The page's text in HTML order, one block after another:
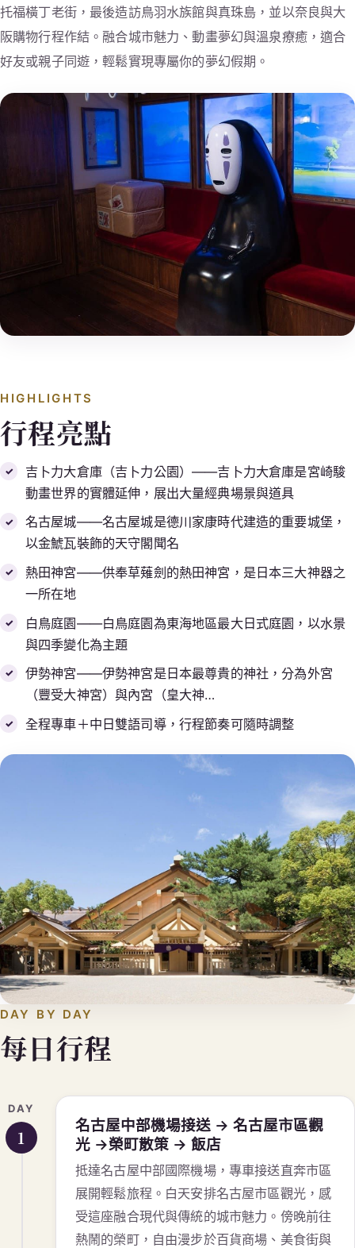
托福橫丁老街，最後造訪鳥羽水族館與真珠島，並以奈良與大
阪購物行程作結。融合城市魅力、動畫夢幻與溫泉療癒，適合
好友或親子同遊，輕鬆實現專屬你的夢幻假期。
HIGHLIGHTS
行程亮點
吉卜力大倉庫（吉卜力公園）——吉卜力大倉庫是宮崎駿
動畫世界的實體延伸，展出大量經典場景與道具
名古屋城——名古屋城是德川家康時代建造的重要城堡，
以金鯱瓦裝飾的天守閣聞名
熱田神宮——供奉草薙劍的熱田神宮，是日本三大神器之
一所在地
白鳥庭園——白鳥庭園為東海地區最大日式庭園，以水景
與四季變化為主題
伊勢神宮——伊勢神宮是日本最尊貴的神社，分為外宮
（豐受大神宮）與內宮（皇大神…
全程專車＋中日雙語司導，行程節奏可隨時調整
DAY BY DAY
每日行程
DAY
1
名古屋中部機場接送 → 名古屋市區觀
光 →榮町散策 → 飯店
抵達名古屋中部國際機場，專車接送直奔市區
展開輕鬆旅程。白天安排名古屋市區觀光，感
受這座融合現代與傳統的城市魅力。傍晚前往
熱鬧的榮町，自由漫步於百貨商場、美食街與